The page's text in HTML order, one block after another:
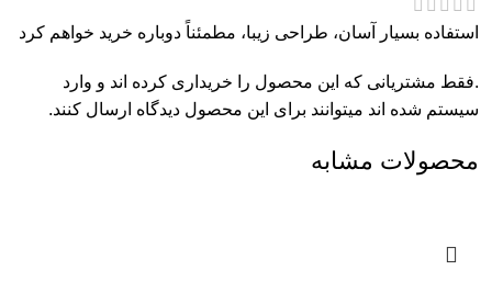
استفاده بسیار آسان، طراحی زیبا، مطمئناً دوباره خرید خواهم کرد
.فقط مشتریانی که این محصول را خریداری کرده اند و وارد
سیستم شده اند میتوانند برای این محصول دیدگاه ارسال کنند.
محصولات مشابه